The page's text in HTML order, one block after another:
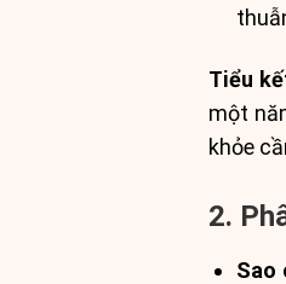
Tiểu
một
khỏe
2.
Sao